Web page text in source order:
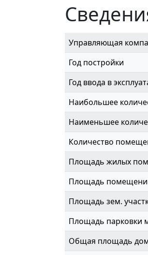
Управляющая
Год постройки
Год ввода в
Наибольшее
Наименьшее
Количество
Площадь жилых
Площадь
Площадь зем.
Площадь парковки
Общая площадь